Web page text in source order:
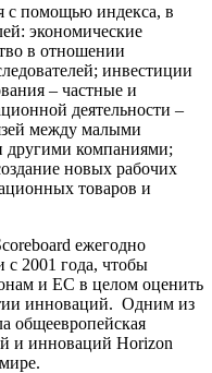
с помощью индекса, в
экономические
в отношении
инвестиции
– частные и
деятельности –
между малыми
компаниями;
новых рабочих
товаров и
ежегодно
с 2001 года, чтобы
и ЕС в целом оценить
инноваций. Одним из
общеевропейская
и инноваций Horizon